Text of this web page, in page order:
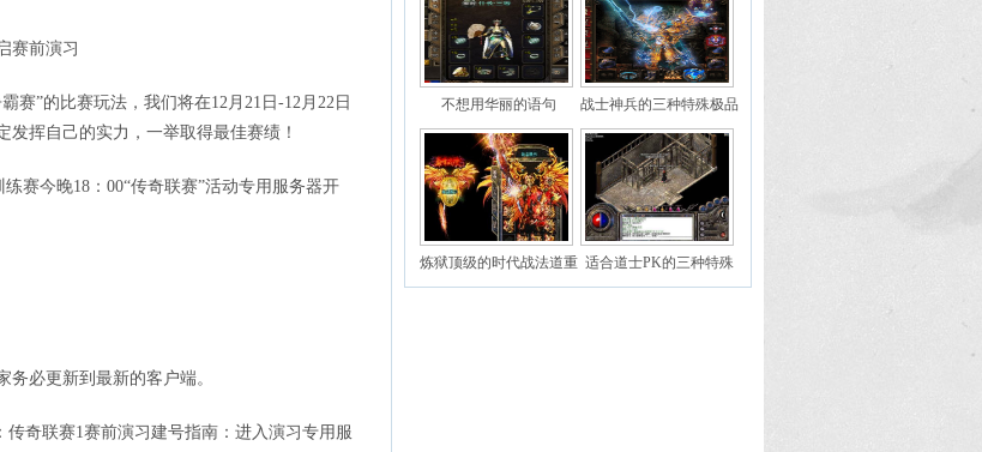
赛前演习
赛”的比赛玩法，我们将在12月21日-12月22日
挥自己的实力，一举取得最佳赛绩！
赛今晚18：00“传奇联赛”活动专用服务器开
必更新到最新的客户端。
奇联赛1赛前演习建号指南：进入演习专用服
不想用华丽的语句
战士神兵的三种特殊极品
属性
炼狱顶级的时代战法道重
心是什么
适合道士PK的三种特殊
手镯